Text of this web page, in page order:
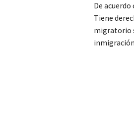
De
Tiene
migratorio